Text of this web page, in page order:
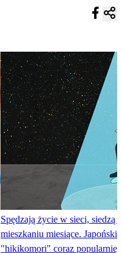
Spędzają życie w sieci, siedzą
mieszkaniu miesiące. Japońskie
"hikikomori" coraz